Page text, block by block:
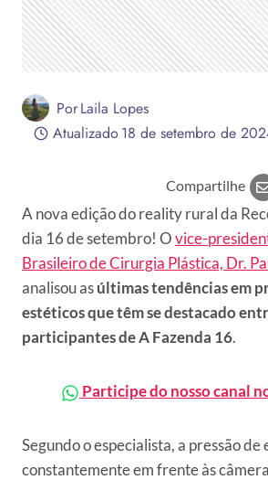
PorLaila Lopes
Atualizado18 de setembro de
Compartilhe
A nova edição do reality rural da
dia 16 de setembro! Ovice-
Brasileiro de Cirurgia Plástica, Dr.
analisou asúltimas tendências em
estéticos que têm se destacado
participantes de A Fazenda 16.
Participe do nosso canal
Segundo o especialista, a pressão de
constantemente em frente às